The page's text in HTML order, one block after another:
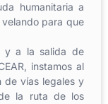
humanitaria a
para que
y a la salida de
instamos al
de vías legales y
la ruta de los